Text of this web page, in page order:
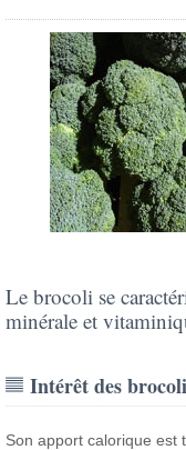
Le brocoli se
minérale et
Intérêt des
Son apport calorique est